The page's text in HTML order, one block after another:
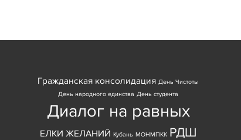
Гражданская консолидация День Чистоты
День народного единства День студента
Диалог на равных
ЕЛКИ ЖЕЛАНИЙ Кубань МОНМПКК РДШ